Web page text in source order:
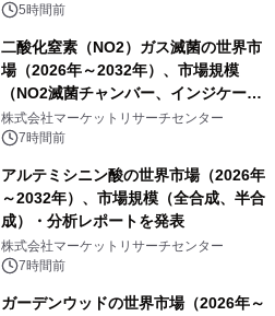
5時間前
二酸化窒素（NO2）ガス滅菌の世界市
場（2026年～2032年）、市場規模
（NO2滅菌チャンバー、インジケータ
ーおよびモニタリングシステム、その
他）・分析レポートを発表
株式会社マーケットリサーチセンター
7時間前
アルテミシニン酸の世界市場（2026年
～2032年）、市場規模（全合成、半合
成）・分析レポートを発表
株式会社マーケットリサーチセンター
7時間前
ガーデンウッドの世界市場（2026年～